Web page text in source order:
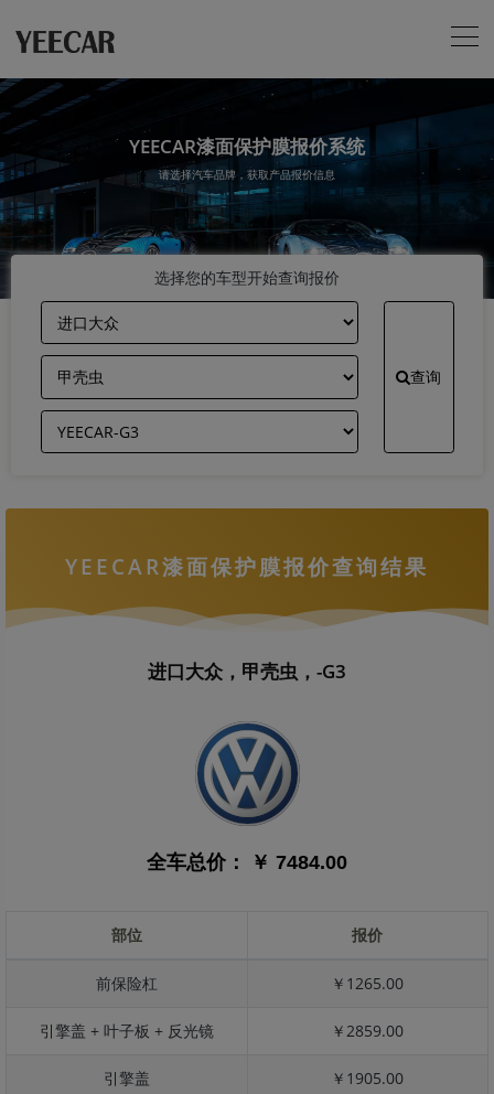
YEECAR漆面保护膜报价系统
请选择汽车品牌，获取产品报价信息
选择您的车型开始查询报价
查询
YEECAR漆面保护膜报价查询结果
进口大众，甲壳虫，-G3
全车总价： ￥ 7484.00
部位 报价
前保险杠 ￥1265.00
引擎盖 + 叶子板 + 反光镜 ￥2859.00
引擎盖 ￥1905.00